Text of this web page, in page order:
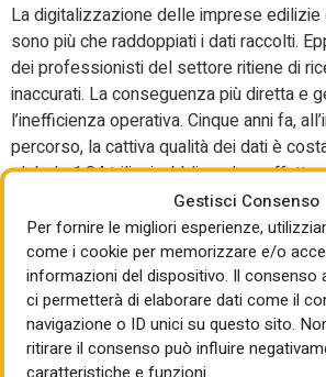
Gestisci Consenso
Per fornire le migliori esperienze,
come i cookie per memorizzare e/o
informazioni del dispositivo. Il consenso
ci permetterà di elaborare dati come il
navigazione o ID unici su questo sito.
ritirare il consenso può influire
caratteristiche e funzioni.
La digitalizzazione delle imprese
sono più che raddoppiati i dati raccolti.
dei professionisti del settore ritiene di
inaccurati. La conseguenza più diretta e
l’inefficienza operativa. Cinque anni fa,
percorso, la cattiva qualità dei dati è
globale 1,84 trilioni, obbligando a
cantiere per un costo complessivo di
FNC SISMA CENTRO ITALIA
Partenariato
CER: prezzi al Kw fino
euro